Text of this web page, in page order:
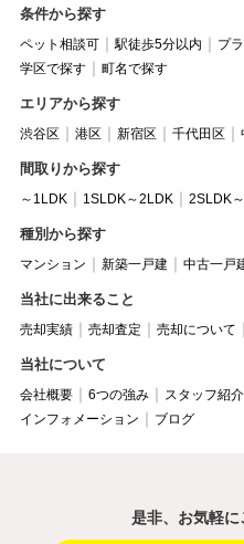
条件から探す
ペット相談可 駅徒歩5分以内 プ
学区で探す
町名で探す
エリアから探す
渋谷区 港区 新宿区 千代田区
間取りから探す
～1LDK 1SLDK～2LDK 2SLDK
種別から探す
マンション 新築一戸建 中古一戸
当社に出来ること
売却実績 売却査定 売却について
当社について
会社概要 6つの強み スタッフ紹介
インフォメーション
ブログ
是非、お気軽に